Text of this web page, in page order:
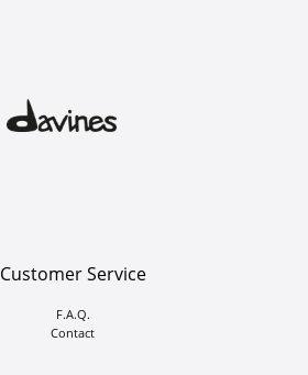
Customer Service
F.A.Q.
Contact